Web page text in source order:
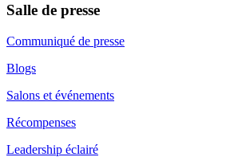
Salle de presse
Communiqué de presse
Blogs
Salons et événements
Récompenses
Leadership éclairé